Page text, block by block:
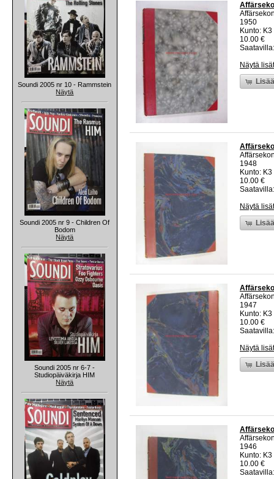
Soundi 2005 nr 10 - Rammstein
Näytä
Soundi 2005 nr 9 - Children Of
Bodom
Näytä
Soundi 2005 nr 6-7 -
Studiopäiväkirja HIM
Näytä
1950
Kunto:
10.00 €
Näytä
1948
Kunto:
10.00 €
Näytä
1947
Kunto:
10.00 €
Näytä
1946
Kunto:
10.00 €